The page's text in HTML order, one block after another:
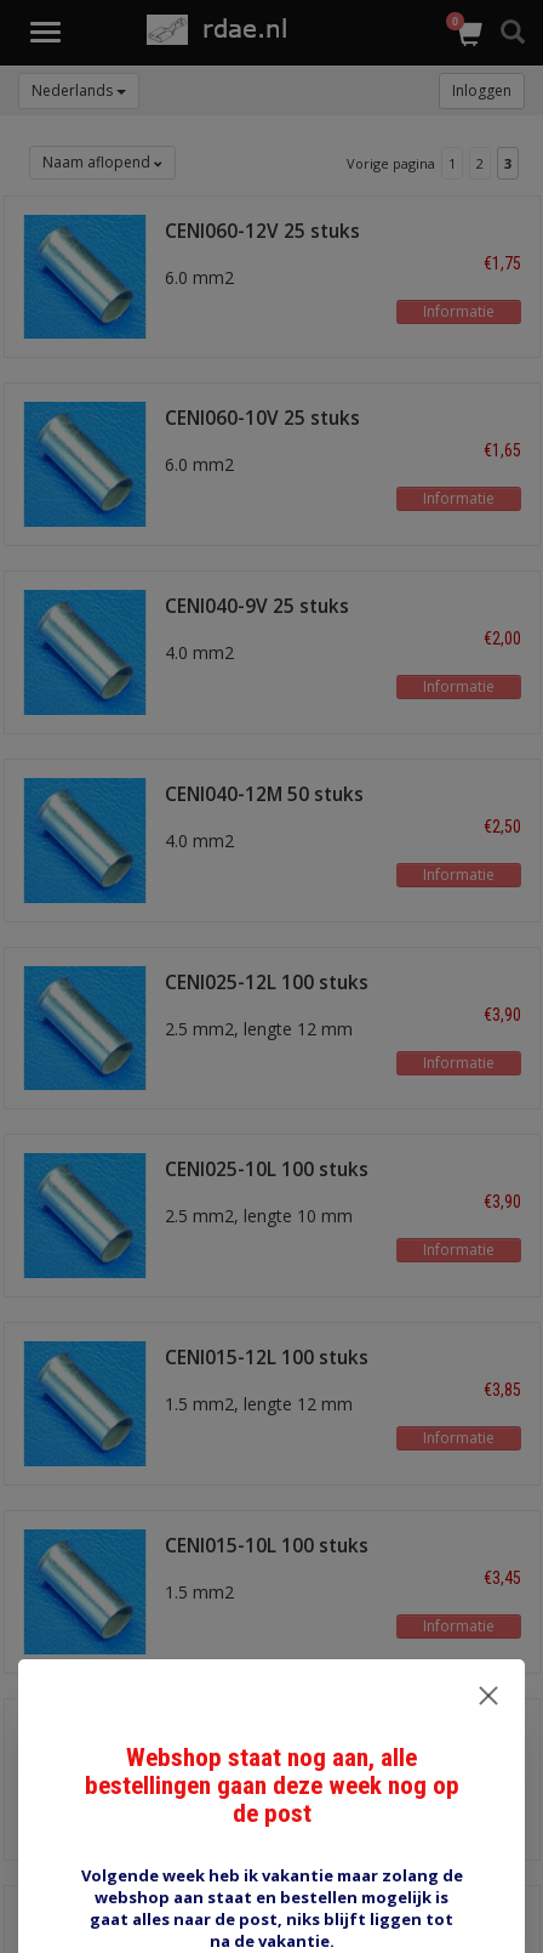
Toggle
0
Nederlands Inloggen
Naam aflopend Vorige pagina 1 2 3
CENI060-12V 25 stuks
6.0 mm2
€1,75
Informatie
CENI060-10V 25 stuks
6.0 mm2
€1,65
Informatie
CENI040-9V 25 stuks
4.0 mm2
€2,00
Informatie
CENI040-12M 50 stuks
4.0 mm2
€2,50
Informatie
CENI025-12L 100 stuks
2.5 mm2, lengte 12 mm
€3,90
Informatie
CENI025-10L 100 stuks
2.5 mm2, lengte 10 mm
€3,90
Informatie
CENI015-12L 100 stuks
1.5 mm2, lengte 12 mm
€3,85
Informatie
CENI015-10L 100 stuks
1.5 mm2
€3,45
Informatie
1.0 mm2
CENI010-10L 100 stuks
Webshop staat nog aan, alle
bestellingen gaan deze week nog op
de post
Volgende week heb ik vakantie maar zolang de
webshop aan staat en bestellen mogelijk is
gaat alles naar de post, niks blijft liggen tot
na de vakantie.